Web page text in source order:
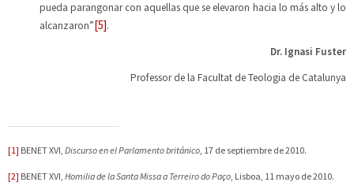
pueda parangonar con aquellas que se elevaron hacia lo más alto y lo
alcanzaron”[5].
Dr. Ignasi Fuster
Professor de la Facultat de Teologia de Catalunya
[1] BENET XVI, Discurso en el Parlamento británico, 17 de septiembre de 2010.
[2] BENET XVI, Homilia de la Santa Missa a Terreiro do Paço, Lisboa, 11 mayo de 2010.